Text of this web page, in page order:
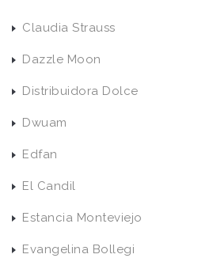
Claudia Strauss
Dazzle Moon
Distribuidora Dolce
Dwuam
Edfan
El Candil
Estancia Monteviejo
Evangelina Bollegi